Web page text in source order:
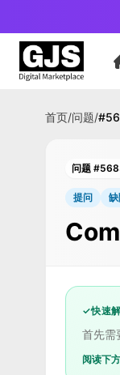
首页/问题/#
问题
提问
✓快速
首先需
阅读下